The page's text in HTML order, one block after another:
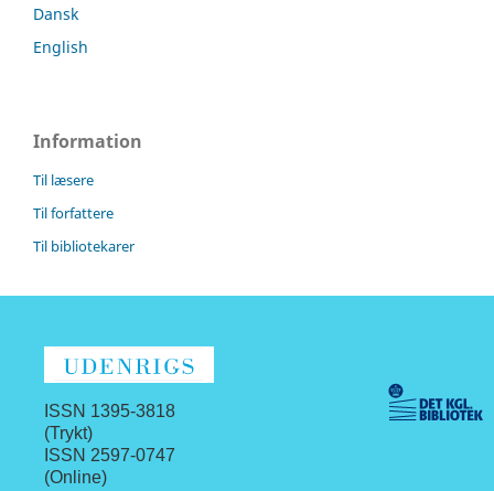
Dansk
English
Information
Til læsere
Til forfattere
Til bibliotekarer
ISSN 1395-3818
(Trykt)
ISSN 2597-0747
(Online)